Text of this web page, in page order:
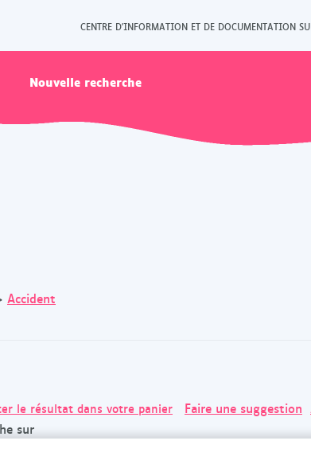
CENTRE D'INFORMATION ET DE DOCUMENTATION
Nouvelle recherche
Accident
le résultat dans votre panier Faire une suggestion
sur